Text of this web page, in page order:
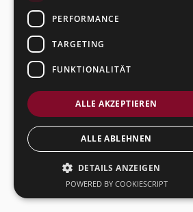
PERFORMANCE
TARGETING
FUNKTIONALITÄT
ALLE AKZEPTIEREN
ALLE ABLEHNEN
DETAILS ANZEIGEN
POWERED BY COOKIESCRIPT